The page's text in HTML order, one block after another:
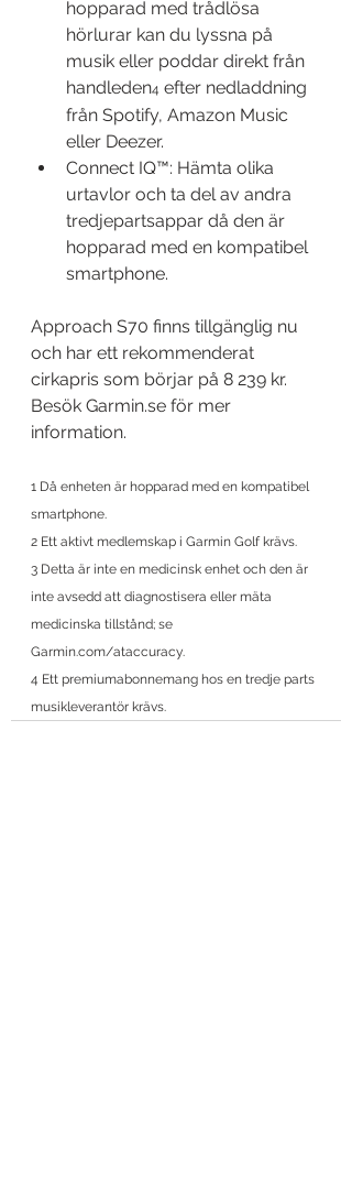
hopparad med trådlösa
hörlurar kan du lyssna på
musik eller poddar direkt från
handleden4 efter nedladdning
från Spotify, Amazon Music
eller Deezer.
Connect IQ™: Hämta olika
urtavlor och ta del av andra
tredjepartsappar då den är
hopparad med en kompatibel
smartphone.
Approach S70 finns tillgänglig nu
och har ett rekommenderat
cirkapris som börjar på 8 239 kr.
Besök Garmin.se för mer
information.
1 Då enheten är hopparad med en kompatibel
smartphone.
2 Ett aktivt medlemskap i Garmin Golf krävs.
3 Detta är inte en medicinsk enhet och den är
inte avsedd att diagnostisera eller mäta
medicinska tillstånd; se
Garmin.com/ataccuracy.
4 Ett premiumabonnemang hos en tredje parts
musikleverantör krävs.